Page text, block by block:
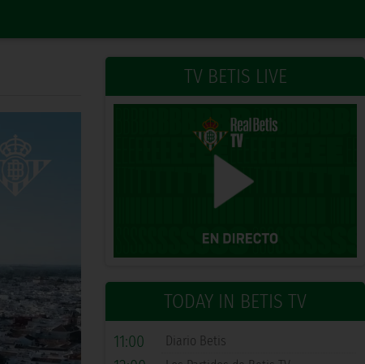
TV BETIS LIVE
TODAY IN BETIS TV
11:00 Diario Betis